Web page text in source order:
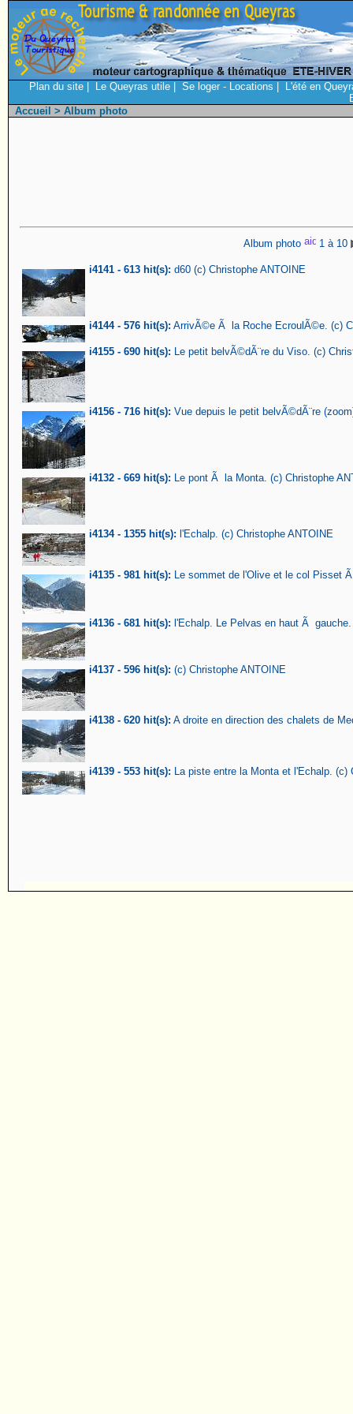
Plan du site Le Queyras utile Se loger - Locations
L'été en
Accueil > Album photo
Album photo 1 à 10
i4141 - 613 hit(s): d60 (c) Christophe ANTOINE
i4144 - 576 hit(s): ArrivÃ©e Ã la Roche EcroulÃ©e. (c)
i4155 - 690 hit(s): Le petit belvÃ©dÃ¨re du Viso. (c)
i4156 - 716 hit(s): Vue depuis le petit belvÃ©dÃ¨re
i4132 - 669 hit(s): Le pont Ã la Monta. (c) Christophe
i4134 - 1355 hit(s): l'Echalp. (c) Christophe ANTOINE
i4135 - 981 hit(s): Le sommet de l'Olive et le col Pisset
i4136 - 681 hit(s): l'Echalp. Le Pelvas en haut Ã gauche.
i4137 - 596 hit(s): (c) Christophe ANTOINE
i4138 - 620 hit(s): A droite en direction des chalets de
i4139 - 553 hit(s): La piste entre la Monta et l'Echalp. (c)